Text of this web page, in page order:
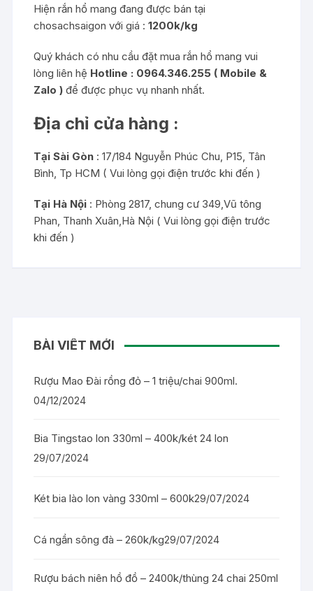
Hiện rắn hổ mang đang được bán tại
chosachsaigon với giá :1200k/kg
Quý khách có nhu cầu đặt mua rắn hổ mang vui
lòng liên hệ Hotline : 0964.346.255 ( Mobile &
Zalo )để được phục vụ nhanh nhất.
Địa chỉ cửa hàng :
Tại Sài Gòn : 17/184 Nguyễn Phúc Chu, P15, Tân
Bình, Tp HCM ( Vui lòng gọi điện trước khi đến )
Tại Hà Nội : Phòng 2817, chung cư 349,Vũ tông
Phan, Thanh Xuân,Hà Nội ( Vui lòng gọi điện trước
khi đến )
BÀI VIẾT MỚI
Rượu Mao Đài rồng đỏ – 1 triệu/chai 900ml.
04/12/2024
Bia Tingstao lon 330ml – 400k/két 24 lon
29/07/2024
Két bia lào lon vàng 330ml – 600k29/07/2024
Cá ngần sông đà – 260k/kg29/07/2024
Rượu bách niên hồ đồ – 2400k/thùng 24 chai 250ml